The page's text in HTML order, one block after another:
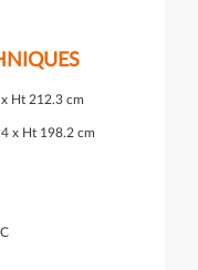
Ht 212.3 cm
x Ht 198.2 cm